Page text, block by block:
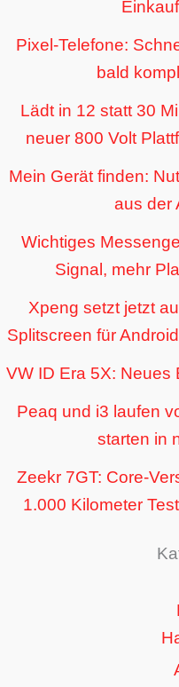
Pixel-Telefone:
bald
Lädt in 12 statt 30
neuer 800 Volt
Mein Gerät finden:
aus der
Wichtiges
Signal, mehr
Xpeng setzt jetzt
Splitscreen für
VW ID Era 5X: Neues
Peaq und i3 laufen
starten in
Zeekr 7GT: Core-
1.000 Kilometer